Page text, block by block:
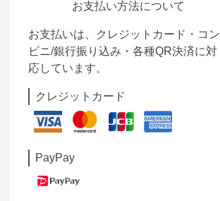
お支払い方法について
お支払いは、クレジットカード・コン
ビニ/銀行振り込み・各種QR決済に対
応しています。
クレジットカード
PayPay